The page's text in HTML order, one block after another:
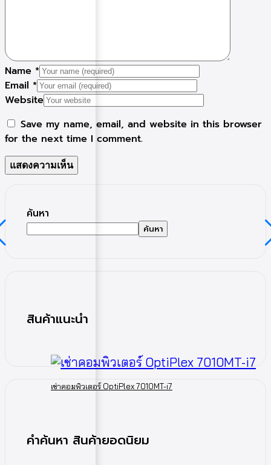
Name *
Email *
Website
Save my name, email, and website in this browser
for the next time I comment.
ค้นหา
ค้นหา
สินค้าแนะนำ
เช่าคอมพิวเตอร์ OptiPlex 7010MT-i7
คำค้นหา สินค้ายอดนิยม